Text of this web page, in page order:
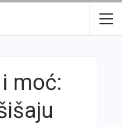
moć: